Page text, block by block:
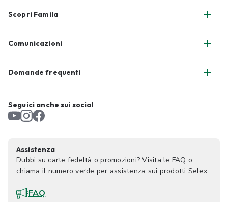
Scopri Famila
Comunicazioni
Domande frequenti
Seguici anche sui social
Assistenza
Dubbi su carte fedeltà o promozioni? Visita le FAQ o
chiama il numero verde per assistenza sui prodotti Selex.
FAQ